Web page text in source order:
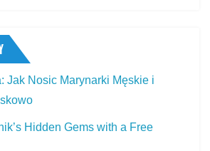
Jak Nosic Marynarki Męskie i
Hidden Gems with a Free